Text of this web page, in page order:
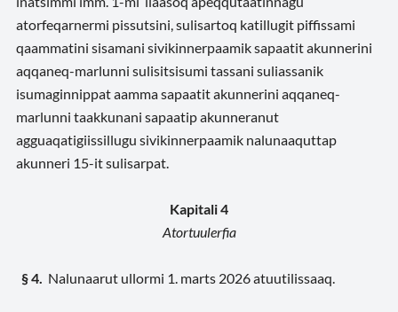
atorfeqarnermi pissutsini, sulisartoq katillugit piffissami
qaammatini sisamani sivikinnerpaamik sapaatit akunnerini
aqqaneq-marlunni sulisitsisumi tassani suliassanik
isumaginnippat aamma sapaatit akunnerini aqqaneq-
marlunni taakkunani sapaatip akunneranut
agguaqatigiissillugu sivikinnerpaamik nalunaaquttap
akunneri 15-it sulisarpat.
Kapitali 4
Atortuulerfia
§ 4. Nalunaarut ullormi 1. marts 2026 atuutilissaaq.